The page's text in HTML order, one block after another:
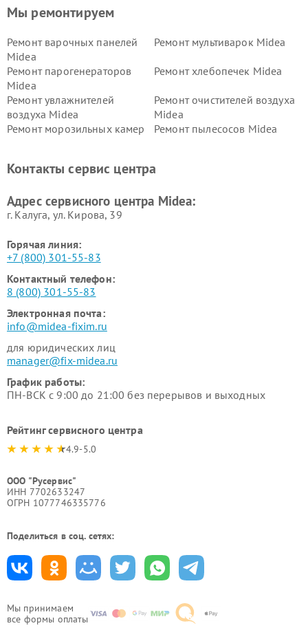
Мы принимаем
все формы оплаты
Мы ремонтируем
Ремонт варочных панелей
Midea
Ремонт мультиварок Midea
Ремонт парогенераторов
Midea
Ремонт хлебопечек Midea
Ремонт увлажнителей
воздуха Midea
Ремонт очистителей воздуха
Midea
Ремонт морозильных камер
Ремонт пылесосов Midea
пылесосов Midea
Midea
Контакты сервис центра
Адрес сервисного центра Midea:
г. Калуга, ул. Кирова, 39
Горячая линия:
+7 (800) 301-55-83
Контактный телефон:
8 (800) 301-55-83
Электронная почта:
info@midea-fixim.ru
для юридических лиц
manager@fix-midea.ru
График работы:
ПН-ВСК с 9:00 до 21:00 без перерывов и выходных
Рейтинг сервисного центра
4.9-5.0
ООО "Русервис"
ИНН 7702633247
ОГРН 1077746335776
Поделиться в соц. сетях: